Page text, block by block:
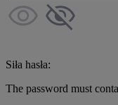
Siła hasła:
The password must